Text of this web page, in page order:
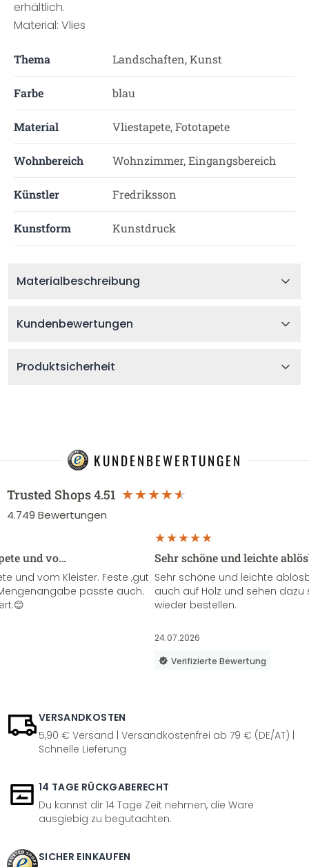
erhältlich.
Material: Vlies
Thema Landschaften, Kunst
Farbe blau
Material Vliestapete, Fototapete
Wohnbereich Wohnzimmer, Eingangsbereich
Künstler Fredriksson
Kunstform Kunstdruck
Materialbeschreibung
Kundenbewertungen
Produktsicherheit
KUNDENBEWERTUNGEN
Trusted Shops4.51
4.749 Bewertungen
und vo…
und vom Kleister. Feste ,gut
passte auch.
Sehr schöne und leichte
Sehr schöne und leichte
auch auf Holz und sehen
wieder bestellen.
24.07.2026
Verifizierte Bewertung
VERSANDKOSTEN
5,90 € Versand | Versandkostenfrei ab 79 € (DE/AT) |
Schnelle Lieferung
14 TAGE RÜCKGABERECHT
Du kannst dir 14 Tage Zeit nehmen, die Ware
ausgiebig zu begutachten.
SICHER EINKAUFEN